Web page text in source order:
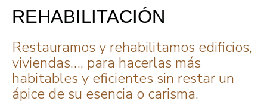
REHABILITACIÓN
Restauramos y rehabilitamos edificios,
viviendas…, para hacerlas más
habitables y eficientes sin restar un
ápice de su esencia o carisma.